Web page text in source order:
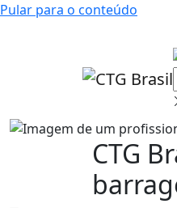
Pular para o conteúdo
CTG